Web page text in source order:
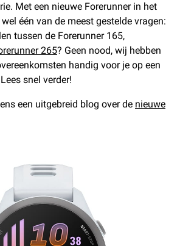
Met een nieuwe Forerunner in het
één van de meest gestelde vragen:
tussen de Forerunner 165,
265? Geen nood, wij hebben
handig voor je op een
snel verder!
een uitgebreid blog over de nieuwe